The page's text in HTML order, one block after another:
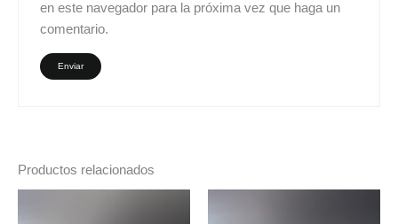
en este navegador para la próxima vez que haga un
comentario.
Productos relacionados